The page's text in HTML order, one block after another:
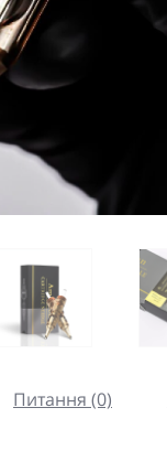
Питання (0)